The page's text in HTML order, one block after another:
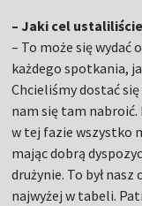
– Jaki cel
– To może się wydać
każdego spotkania,
Chcieliśmy dostać
nam się tam
w tej fazie wszystko
mając dobrą
drużynie. To był
najwyżej w tabeli.